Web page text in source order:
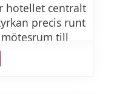
hotellet centralt
precis runt
till
bjuder på
middag.